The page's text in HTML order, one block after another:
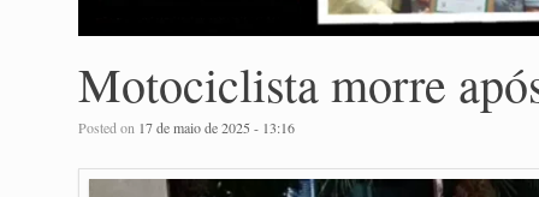
Motociclista morre
Posted on 17 de maio de 2025 - 13:16